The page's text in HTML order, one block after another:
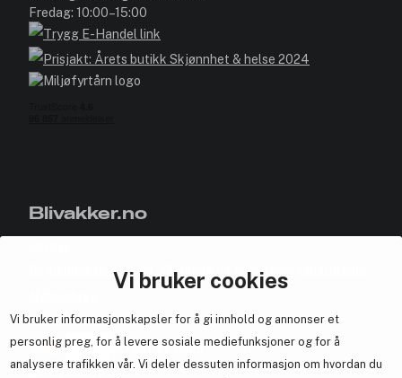
Vi bruker cookies
Vi bruker informasjonskapsler for å gi innhold og annonser et
personlig preg, for å levere sosiale mediefunksjoner og for å
analysere trafikken vår. Vi deler dessuten informasjon om hvordan du
Fredag: 10:00–15:00
Blivakker.no
Bli medlem helt gratis - få poeng og eksklusive rabattkoder.
Samarbeid med oss